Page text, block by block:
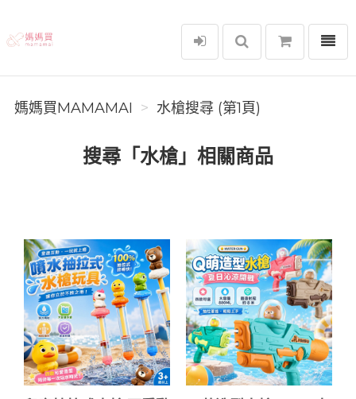
媽媽買MAMAMAI
選單
媽媽買MAMAMAI 水槍搜尋 (第1頁)
搜尋「水槍」相關商品